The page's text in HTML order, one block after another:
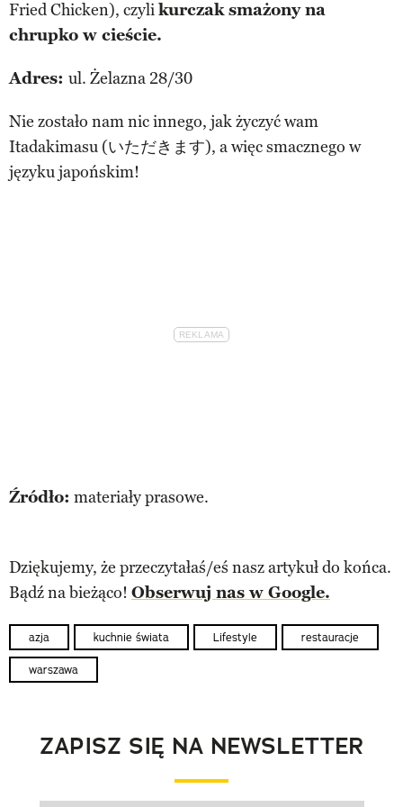
Fried Chicken), czylikurczak smażony na
chrupko w cieście.
Adres: ul. Żelazna 28/30
Nie zostało nam nic innego, jak życzyć wam
Itadakimasu (いただきます), a więc smacznego w
języku japońskim!
Źródło: materiały prasowe.
Dziękujemy, że przeczytałaś/eś nasz artykuł do końca.
Bądź na bieżąco! Obserwuj nas w Google.
azja kuchnie świata Lifestyle restauracje
warszawa
ZAPISZ SIĘ NA NEWSLETTER